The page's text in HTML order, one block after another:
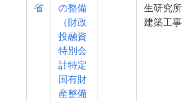
省
の整備
（財政
投融資
特別会
計特定
国有財
産整備
生研究所
建築工事